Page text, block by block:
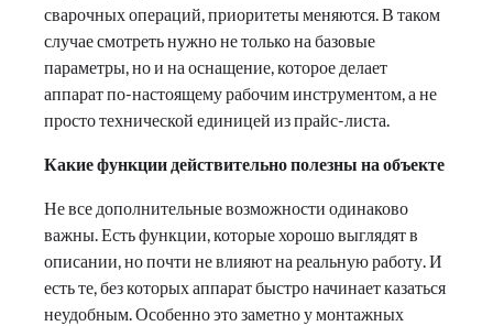
сварочных операций, приоритеты меняются. В таком
случае смотреть нужно не только на базовые
параметры, но и на оснащение, которое делает
аппарат по-настоящему рабочим инструментом, а не
просто технической единицей из прайс-листа.
Какие функции действительно полезны на объекте
Не все дополнительные возможности одинаково
важны. Есть функции, которые хорошо выглядят в
описании, но почти не влияют на реальную работу. И
есть те, без которых аппарат быстро начинает казаться
неудобным. Особенно это заметно у монтажных